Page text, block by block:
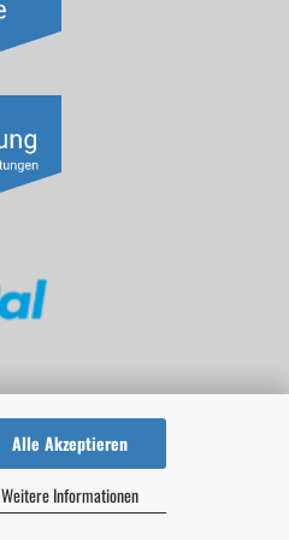
Alle Akzeptieren
Weitere Informationen